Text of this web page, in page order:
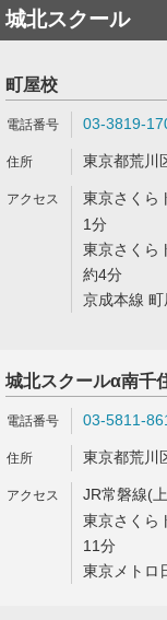
城北スクール
町屋校
03-3819-
東京都荒川
東京さくら
1分
東京さくら
約4分
京成本線
城北スクールα南千
03-5811-
東京都荒川
JR常磐線(
東京さくら
11分
東京メトロ